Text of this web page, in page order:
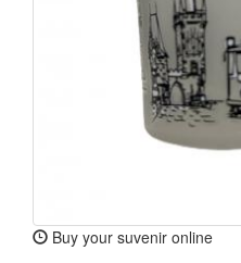
Buy your suvenir online